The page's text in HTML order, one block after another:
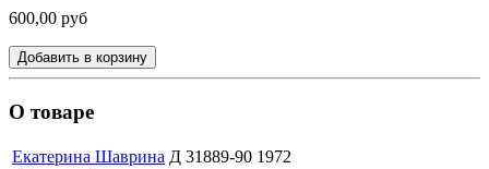
600,00 руб
Добавить в корзину
О товаре
Екатерина Шаврина Д 31889-90 1972